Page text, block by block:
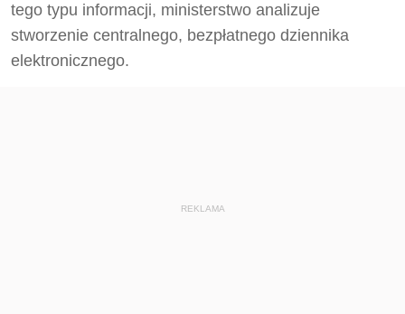
tego typu informacji, ministerstwo analizuje
stworzenie centralnego, bezpłatnego dziennika
elektronicznego.
REKLAMA